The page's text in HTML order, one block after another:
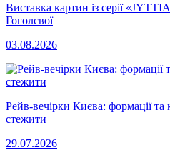
Виставка картин із серії
Гоголєвої
03.08.2026
Рейв-вечірки Києва: формації
стежити
29.07.2026